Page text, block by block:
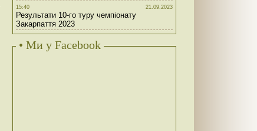
15:40 21.09.2023
Результати 10-го туру чемпіонату
Закарпаття 2023
• Ми у Facebook